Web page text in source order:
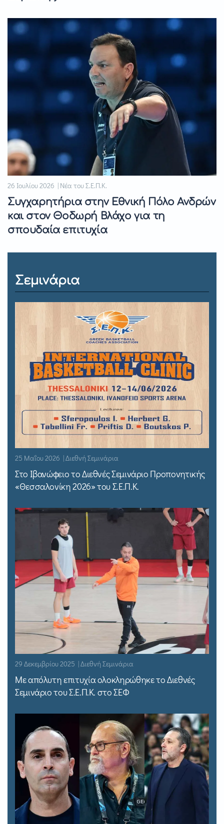
26 Ιουλίου 2026 | Νέα του Σ.Ε.Π.Κ.
Συγχαρητήρια στην Εθνική Πόλο Ανδρών
και στον Θοδωρή Βλάχο για τη
σπουδαία επιτυχία
Σεμινάρια
25 Μαΐου 2026 | Διεθνή Σεμινάρια
Στο Ιβανώφειο το Διεθνές Σεμινάριο Προπονητικής
«Θεσσαλονίκη 2026» του Σ.Ε.Π.Κ.
29 Δεκεμβρίου 2025 | Διεθνή Σεμινάρια
Με απόλυτη επιτυχία ολοκληρώθηκε το Διεθνές
Σεμινάριο του Σ.Ε.Π.Κ. στο ΣΕΦ